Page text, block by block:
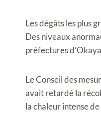
Les dégâts les plus
Des niveaux
préfectures
Le Conseil des
avait retardé la
la chaleur intense